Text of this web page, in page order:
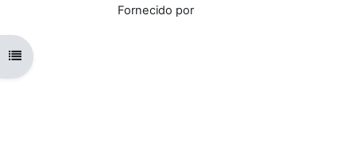
Abrir índice do curso
Fornecido por